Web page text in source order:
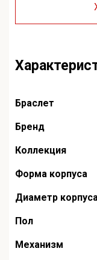
Браслет
Бренд
Коллекция
Форма корпуса
Диаметр корпуса
Пол
Механизм